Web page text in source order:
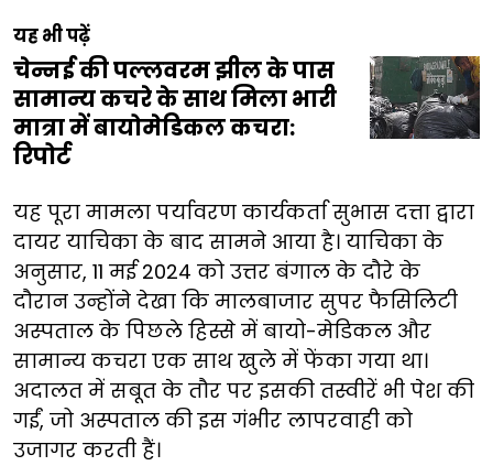
यह भी पढ़ें
चेन्नई की पल्लवरम झील के पास
सामान्य कचरे के साथ मिला भारी
मात्रा में बायोमेडिकल कचरा:
रिपोर्ट
यह पूरा मामला पर्यावरण कार्यकर्ता सुभास दत्ता द्वारा
दायर याचिका के बाद सामने आया है। याचिका के
अनुसार, 11 मई 2024 को उत्तर बंगाल के दौरे के
दौरान उन्होंने देखा कि मालबाजार सुपर फैसिलिटी
अस्पताल के पिछले हिस्से में बायो-मेडिकल और
सामान्य कचरा एक साथ खुले में फेंका गया था।
अदालत में सबूत के तौर पर इसकी तस्वीरें भी पेश की
गईं, जो अस्पताल की इस गंभीर लापरवाही को
उजागर करती हैं।